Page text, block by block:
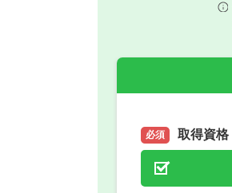
必須 取得資格